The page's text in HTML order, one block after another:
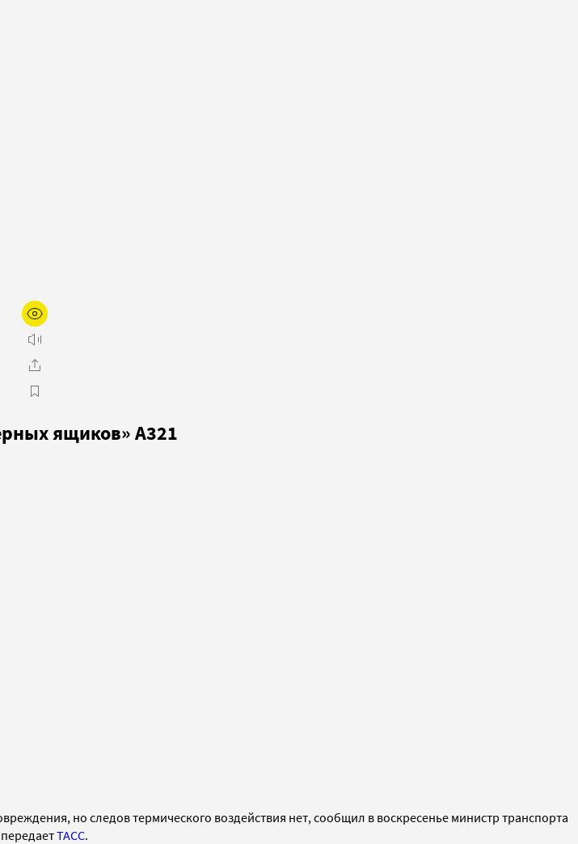
ящиков» А321
но следов термического воздействия нет, сообщил в воскресенье министр транспорта
ТАСС.